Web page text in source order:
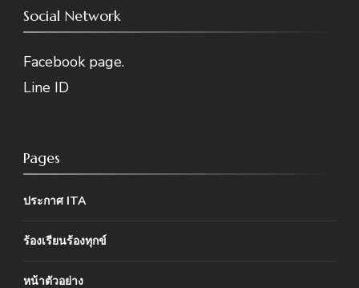
Social Network
Facebook page.
Line ID
Pages
ประกาศ ITA
ร้องเรียนร้องทุกข์
หน้าตัวอย่าง